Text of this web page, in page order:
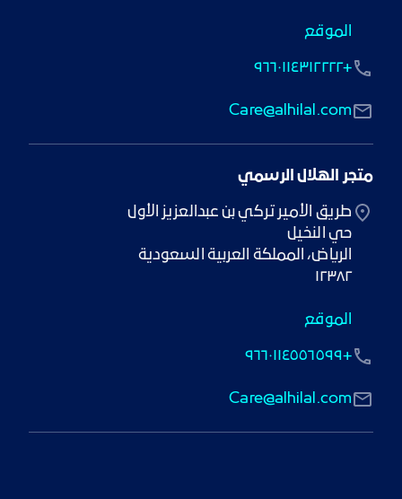
الموقع
Care@alhilal.com
+٩٦٦٠١١٤٣١٢٢٢٢
متجر الهلال الرسمي
حي النخيل
١٢٣٨٢
الموقع
Care@alhilal.com
+٩٦٦٠١١٤٥٥٦٥٩٩